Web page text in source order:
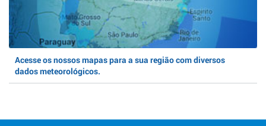
Acesse os nossos mapas para a sua região com diversos
dados meteorológicos.